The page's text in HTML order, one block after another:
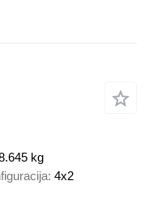
kg
4x2